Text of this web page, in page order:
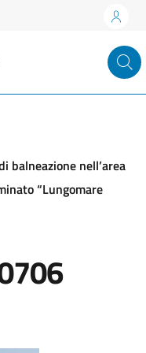
balneazione nell’area
“Lungomare